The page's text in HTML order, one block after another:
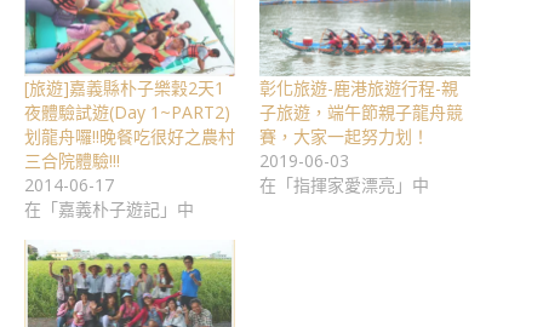
[旅遊]嘉義縣朴子樂穀2天1
夜體驗試遊(Day 1~PART2)
划龍舟囉!!晚餐吃很好之農村
三合院體驗!!!
2014-06-17
在「嘉義朴子遊記」中
彰化旅遊-鹿港旅遊行程-親
子旅遊，端午節親子龍舟競
賽，大家一起努力划！
2019-06-03
在「指揮家愛漂亮」中